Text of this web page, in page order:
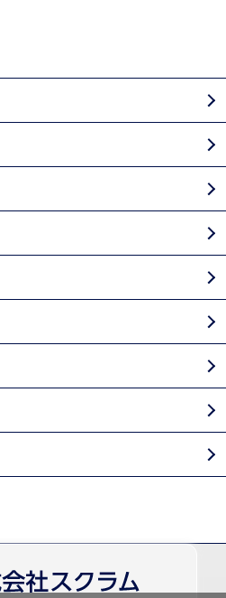
ー冷却方式（コンプレッサー）が
ます。
サー
冷
冷
● ●
● ●
●
ドライポンプ+CM
追加（計4枚） ●